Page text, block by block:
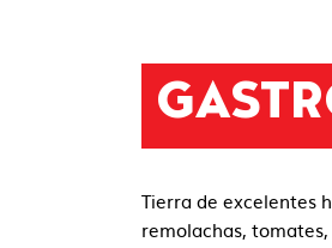
Tierra de excelentes
remolachas,